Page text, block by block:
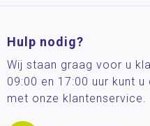
Hulp nodig?
Wij staan graag voor u
09:00 en 17:00 uur kunt
met onze klantenservice.